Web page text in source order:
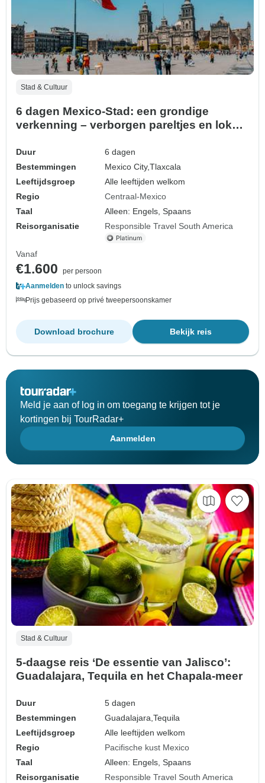
Stad & Cultuur
6 dagen Mexico-Stad: een grondige
verkenning – verborgen pareltjes en lokale
Duur
6 dagen
Bestemmingen
Mexico City,Tlaxcala
Leeftijdsgroep
Alle leeftijden welkom
Regio
Centraal-Mexico
Taal
Alleen: Engels, Spaans
Reisorganisatie
Responsible Travel South America
Vanaf
€1.600
per persoon
Aanmelden to unlock savings
Prijs gebaseerd op privé tweepersoonskamer
Bekijk reis
Download brochure
Meld je aan of log in om toegang te krijgen tot je
kortingen bij TourRadar+
Aanmelden
Stad & Cultuur
5-daagse reis ‘De essentie van Jalisco’:
Guadalajara, Tequila en het Chapala-meer
Duur
5 dagen
Bestemmingen
Guadalajara,Tequila
Leeftijdsgroep
Alle leeftijden welkom
Regio
Pacifische kust Mexico
Taal
Alleen: Engels, Spaans
Reisorganisatie
Responsible Travel South America